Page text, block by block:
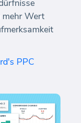
mehr Wert
PPC